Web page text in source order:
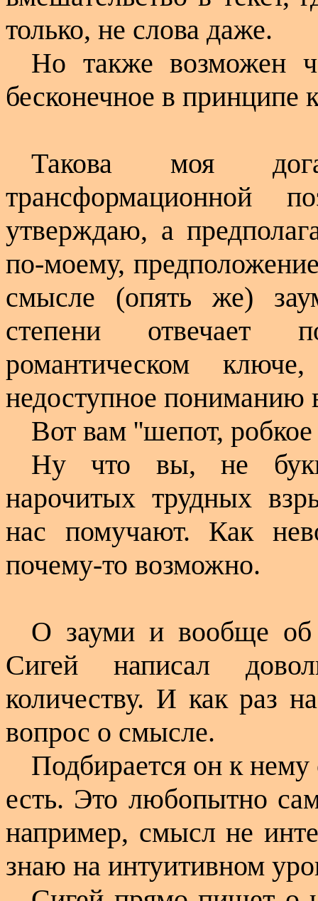
только, не слова даже.
Но также возможен
бесконечное в принципе
Такова моя
утверждаю, а
по-моему,
смысле (опять же)
степени отвечает
романтическом
недоступное
Вот вам ''шепот,
Ну что вы, не
нарочитых трудных
нас помучают. Как
почему-то возможно.
О зауми и вообще об
Сигей написал
количеству. И как раз
вопрос о смысле.
Подбирается он к
есть. Это любопытно
например, смысл не
знаю на интуитивном